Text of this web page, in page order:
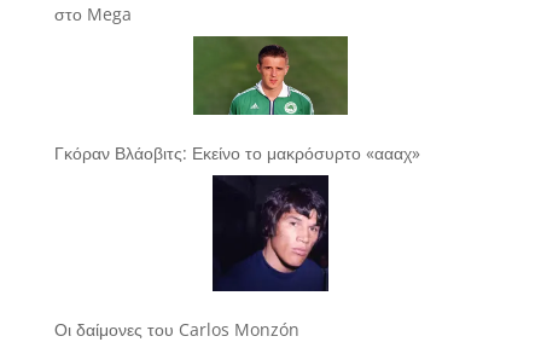
στο Mega
Γκόραν Βλάοβιτς: Εκείνο το μακρόσυρτο «αααχ»
Οι δαίμονες του Carlos Monzón